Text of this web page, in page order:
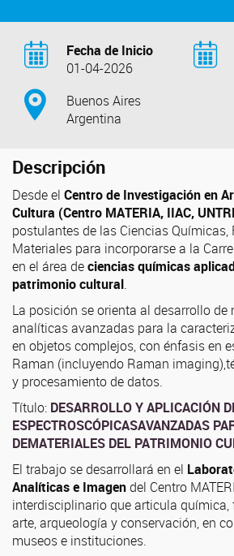
Fecha de Inicio
01-04-2026
Buenos Aires
Argentina
Descripción
Desde el Centro de Investigación en
Cultura (Centro MATERIA, IIAC,
postulantes de las Ciencias Químicas,
Materiales para incorporarse a la
en el área deciencias químicas
patrimonio cultural.
La posición se orienta al desarrollo
analíticas avanzadas para la
en objetos complejos, con énfasis en
Raman (incluyendo Raman
y procesamiento de datos.
Título: DESARROLLO Y APLICACIÓN
ESPECTROSCÓPICASAVANZADAS
DEMATERIALES DEL PATRIMONIO
El trabajo se desarrollará en el
Analíticas e Imagendel Centro
interdisciplinario que articula química,
arte, arqueología y conservación, en
museos e instituciones.